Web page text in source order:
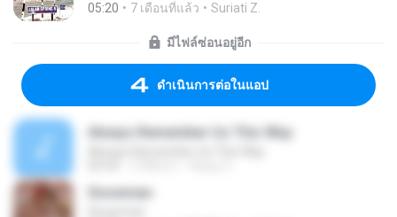
05:20
7 เดือนที่แล้ว Suriati Z.
มีไฟล์ซ่อนอยู่อีก
ดำเนินการต่อในแอป
Always Remember Us This Way
Snowman